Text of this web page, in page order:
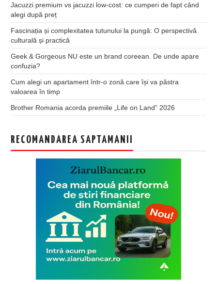
Jacuzzi premium vs jacuzzi low-cost: ce cumperi de fapt când
alegi după preț
Fascinația și complexitatea tutunului la pungă: O perspectivă
culturală și practică
Geek & Gorgeous NU este un brand coreean. De unde apare
confuzia?
Cum alegi un apartament într-o zonă care își va păstra
valoarea în timp
Brother Romania acorda premiile „Life on Land” 2026
RECOMANDAREA SAPTAMANII